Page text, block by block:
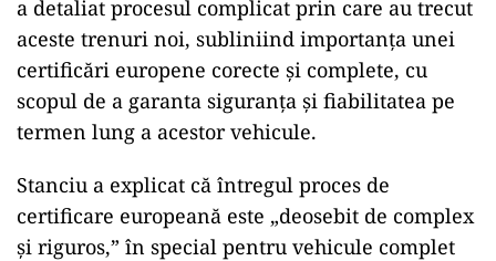
a detaliat procesul complicat prin care au trecut
aceste trenuri noi, subliniind importanța unei
certificări europene corecte și complete, cu
scopul de a garanta siguranța și fiabilitatea pe
termen lung a acestor vehicule.
Stanciu a explicat că întregul proces de
certificare europeană este „deosebit de complex
și riguros,” în special pentru vehicule complet